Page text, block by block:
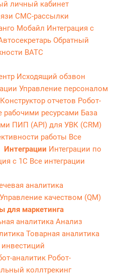
личный кабинет
СМС-рассылки
Мобайл Интеграция с
Обратный
ВАТС
Исходящий обзвон
Управление персоналом
Конструктор отчетов Робот-
рабочими ресурсами База
ПИП (API) для УВК (CRM)
работы Все
Интеграции Интеграции по
с 1С Все интеграции
аналитика
Управление качеством (QM)
для маркетинга
аналитика Анализ
Товарная аналитика
аналитик Робот-
коллтрекинг